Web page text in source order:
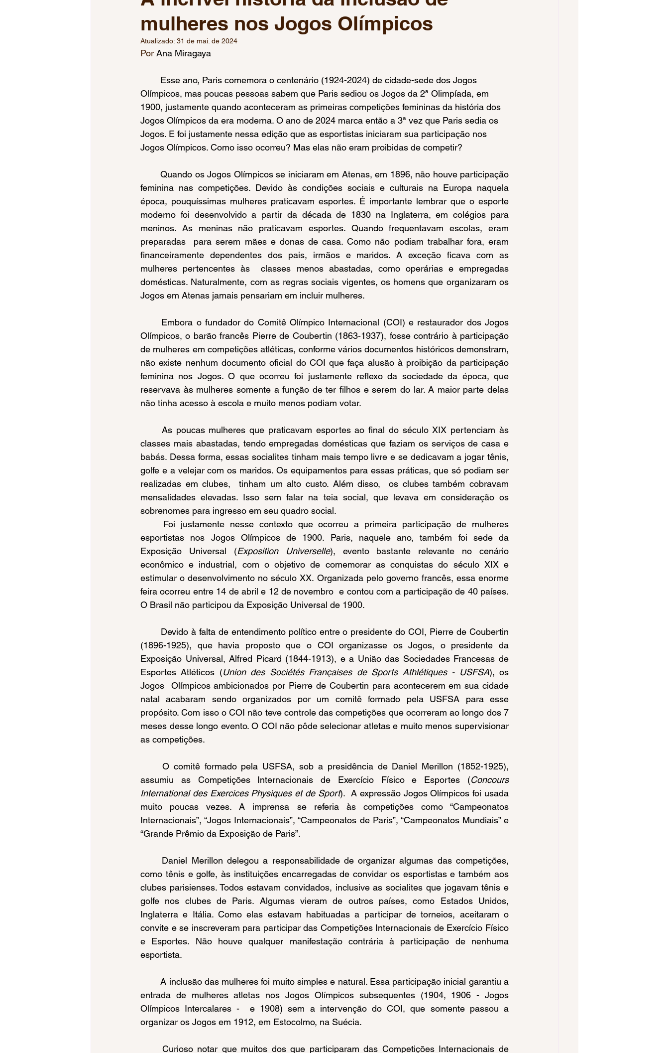
Jogos da Juventude Jogos Olímpicos Paris 2024 Mundial de Natação Paralímpica
Tiro Esportivo Esgrima
Voleibol Feminino Mundial de Ginástica Artística Críquete Jogos Pan-Americanos 2023
mulheres nos Jogos Olímpicos
Atualizado: 31 de mai. de 2024
Por Ana Miragaya
Olímpicos, mas poucas pessoas sabem que Paris sediou os Jogos da 2ª Olimpíada, em
1900, justamente quando aconteceram as primeiras competições femininas da história dos
Jogos Olímpicos da era moderna. O ano de 2024 marca então a 3ª vez que Paris sedia os
Jogos. E foi justamente nessa edição que as esportistas iniciaram sua participação nos
Jogos Olímpicos. Como isso ocorreu? Mas elas não eram proibidas de competir?
	Quando os Jogos Olímpicos se iniciaram em Atenas, em 1896, não houve participação
feminina nas competições. Devido às condições sociais e culturais na Europa naquela
época, pouquíssimas mulheres praticavam esportes. É importante lembrar que o esporte
moderno foi desenvolvido a partir da década de 1830 na Inglaterra, em colégios para
meninos. As meninas não praticavam esportes. Quando frequentavam escolas, eram
preparadas  para serem mães e donas de casa. Como não podiam trabalhar fora, eram
financeiramente dependentes dos pais, irmãos e maridos. A exceção ficava com as
mulheres pertencentes às  classes menos abastadas, como operárias e empregadas
domésticas. Naturalmente, com as regras sociais vigentes, os homens que organizaram os
Jogos em Atenas jamais pensariam em incluir mulheres.
Olímpicos, o barão francês Pierre de Coubertin (1863-1937), fosse contrário à participação
de mulheres em competições atléticas, conforme vários documentos históricos demonstram,
não existe nenhum documento oficial do COI que faça alusão à proibição da participação
feminina nos Jogos. O que ocorreu foi justamente reflexo da sociedade da época, que
reservava às mulheres somente a função de ter filhos e serem do lar. A maior parte delas
não tinha acesso à escola e muito menos podiam votar.
classes mais abastadas, tendo empregadas domésticas que faziam os serviços de casa e
babás. Dessa forma, essas socialites tinham mais tempo livre e se dedicavam a jogar tênis,
golfe e a velejar com os maridos. Os equipamentos para essas práticas, que só podiam ser
realizadas em clubes,  tinham um alto custo. Além disso,  os clubes também cobravam
mensalidades elevadas. Isso sem falar na teia social, que levava em consideração os
sobrenomes para ingresso em seu quadro social.
esportistas nos Jogos Olímpicos de 1900. Paris, naquele ano, também foi sede da
Exposição Universal (Exposition Universelle), evento bastante relevante no cenário
econômico e industrial, com o objetivo de comemorar as conquistas do século XIX e
estimular o desenvolvimento no século XX. Organizada pelo governo francês, essa enorme
feira ocorreu entre 14 de abril e 12 de novembro  e contou com a participação de 40 países.
O Brasil não participou da Exposição Universal de 1900.
(1896-1925), que havia proposto que o COI organizasse os Jogos, o presidente da
Exposição Universal, Alfred Picard (1844-1913), e a União das Sociedades Francesas de
Esportes Atléticos (Union des Sociétés Françaises de Sports Athlétiques - USFSA), os
Jogos  Olímpicos ambicionados por Pierre de Coubertin para acontecerem em sua cidade
natal acabaram sendo organizados por um comitê formado pela USFSA para esse
propósito. Com isso o COI não teve controle das competições que ocorreram ao longo dos 7
meses desse longo evento. O COI não pôde selecionar atletas e muito menos supervisionar
as competições.
assumiu as Competições Internacionais de Exercício Físico e Esportes (Concours
International des Exercices Physiques et de Sport).  A expressão Jogos Olímpicos foi usada
muito poucas vezes. A imprensa se referia às competições como “Campeonatos
Internacionais”, “Jogos Internacionais”, “Campeonatos de Paris”, “Campeonatos Mundiais” e
“Grande Prêmio da Exposição de Paris”.
como tênis e golfe, às instituições encarregadas de convidar os esportistas e também aos
clubes parisienses. Todos estavam convidados, inclusive as socialites que jogavam tênis e
golfe nos clubes de Paris. Algumas vieram de outros países, como Estados Unidos,
Inglaterra e Itália. Como elas estavam habituadas a participar de torneios, aceitaram o
convite e se inscreveram para participar das Competições Internacionais de Exercício Físico
e Esportes. Não houve qualquer manifestação contrária à participação de nenhuma
esportista.
	A inclusão das mulheres foi muito simples e natural. Essa participação inicial garantiu a
entrada de mulheres atletas nos Jogos Olímpicos subsequentes (1904, 1906 - Jogos
Olímpicos Intercalares -  e 1908) sem a intervenção do COI, que somente passou a
organizar os Jogos em 1912, em Estocolmo, na Suécia.